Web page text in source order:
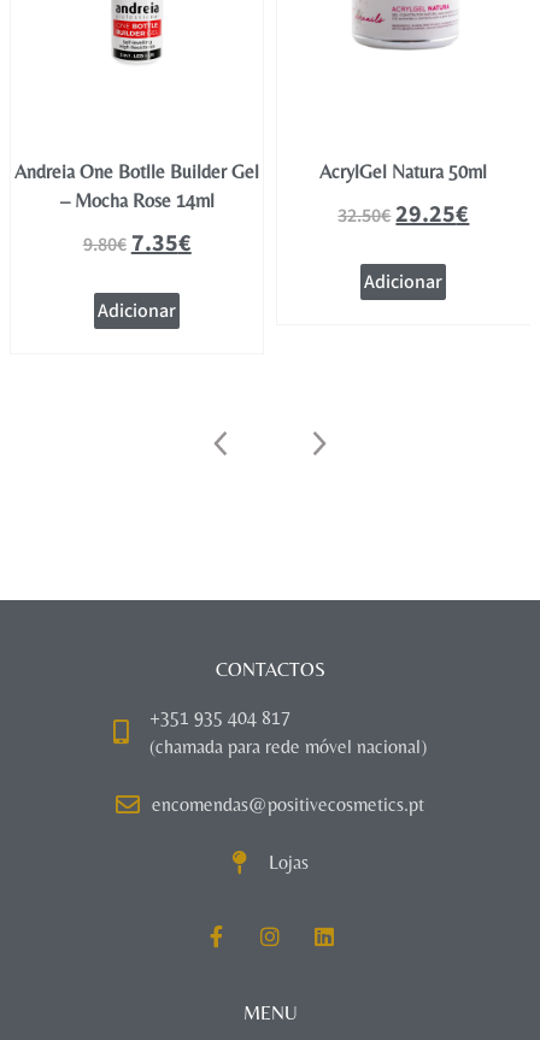
Andreia One Botlle Builder Gel
– Mocha Rose 14ml
9.80€7.35€
Adicionar
AcrylGel Natura 50ml
32.50€29.25€
Adicionar
CONTACTOS
+351 935 404 817
(chamada para rede móvel nacional)
encomendas@positivecosmetics.pt
Lojas
MENU